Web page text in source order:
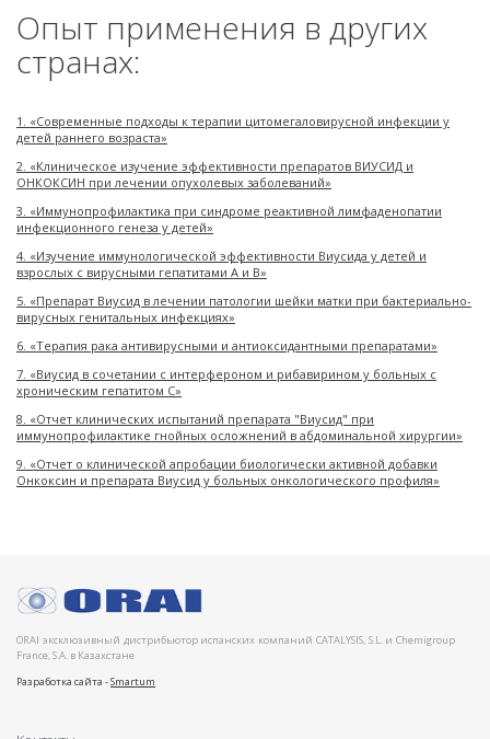
Опыт применения в других
странах:
1. «Современные подходы к терапии цитомегаловирусной инфекции у
детей раннего возраста»
2. «Клиническое изучение эффективности препаратов ВИУСИД и
ОНКОКСИН при лечении опухолевых заболеваний»
3. «Иммунопрофилактика при синдроме реактивной лимфаденопатии
инфекционного генеза у детей»
4. «Изучение иммунологической эффективности Виусида у детей и
взрослых с вирусными гепатитами А и В»
5. «Препарат Виусид в лечении патологии шейки матки при бактериально-
вирусных генитальных инфекциях»
6. «Терапия рака антивирусными и антиоксидантными препаратами»
7. «Виусид в сочетании с интерфероном и рибавирином у больных с
хроническим гепатитом С»
8. «Отчет клинических испытаний препарата "Виусид" при
иммунопрофилактике гнойных осложнений в абдоминальной хирургии»
9. «Отчет о клинической апробации биологически активной добавки
Онкоксин и препарата Виусид у больных онкологического профиля»
ORAI эксклюзивный дистрибьютор испанских компаний CATALYSIS, S.L. и Chemigroup
France, S.A. в Казахстане
Разработка сайта -Smartum